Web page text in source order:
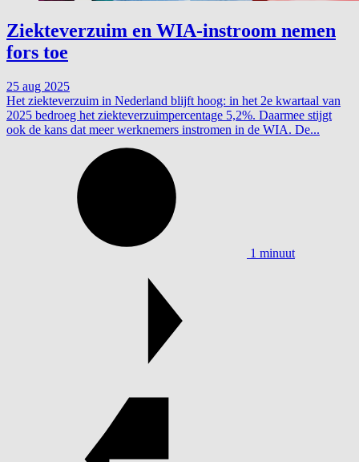
Ziekteverzuim en WIA-instroom nemen
fors toe
25 aug 2025
Het ziekteverzuim in Nederland blijft hoog: in het 2e kwartaal van
2025 bedroeg het ziekteverzuimpercentage 5,2%. Daarmee stijgt
ook de kans dat meer werknemers instromen in de WIA. De...
1 minuut